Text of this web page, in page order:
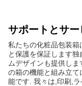
サポートとサー
私たちの化粧品包装
と保護を保証します
ムデザインも提供し
の箱の機能と組み立
能です. 我々は,印刷,